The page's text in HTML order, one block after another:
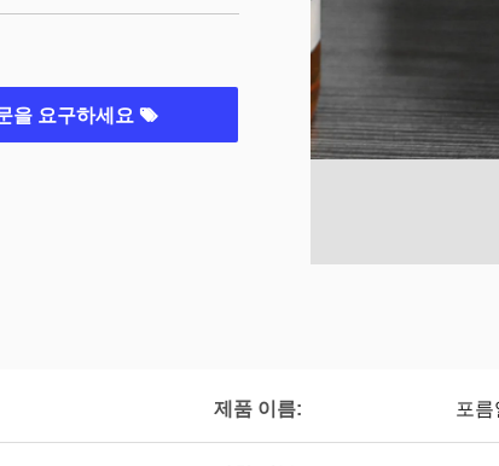
을 요구하세요
제품 이름: 포